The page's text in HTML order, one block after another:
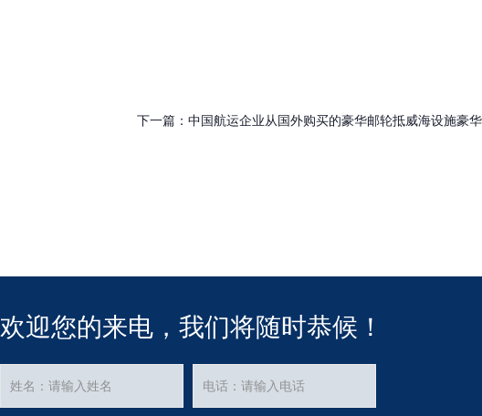
下一篇： 中国航运企业从国外购买的豪华邮轮抵威海设施豪华
欢迎您的来电，我们将随时恭候！